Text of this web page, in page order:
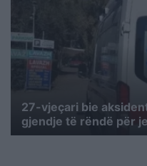
27-vjeçari bie
gjendje të rëndë për